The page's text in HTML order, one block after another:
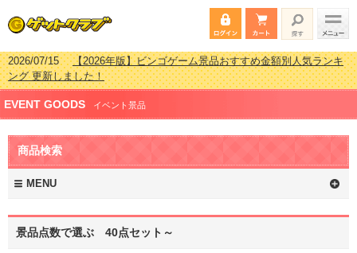
2026/07/15【2026年版】ビンゴゲーム景品おすすめ金額別人気ランキ
ング 更新しました！
2026/04/03【2026年版】ゴルフコンペ景品 3000円未満［2000円～
2999円編］もらってうれしい人気ラ…
2026/02/16【2026年版】結婚式の二次会で貰って嬉しい景品とは？ 更
新しました！
2026/02/03
2999円編］もらってうれしい人気ラ…
EVENT GOODS イベント景品
商品検索
MENU
景品点数で選ぶ 40点セット～